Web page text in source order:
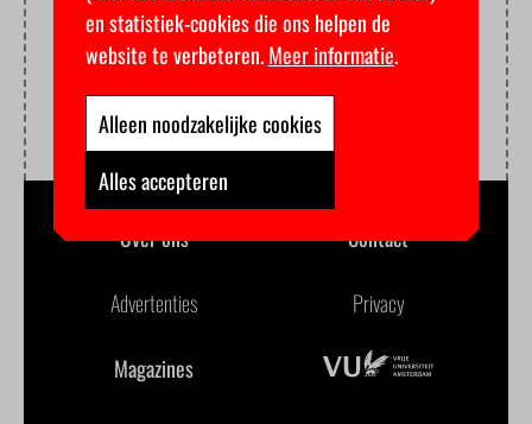
Over ons Contact
Advertenties Privacy
Magazines
en statistiek-cookies die ons helpen de
website te verbeteren.Meer informatie.
Alleen noodzakelijke cookies
Alles accepteren